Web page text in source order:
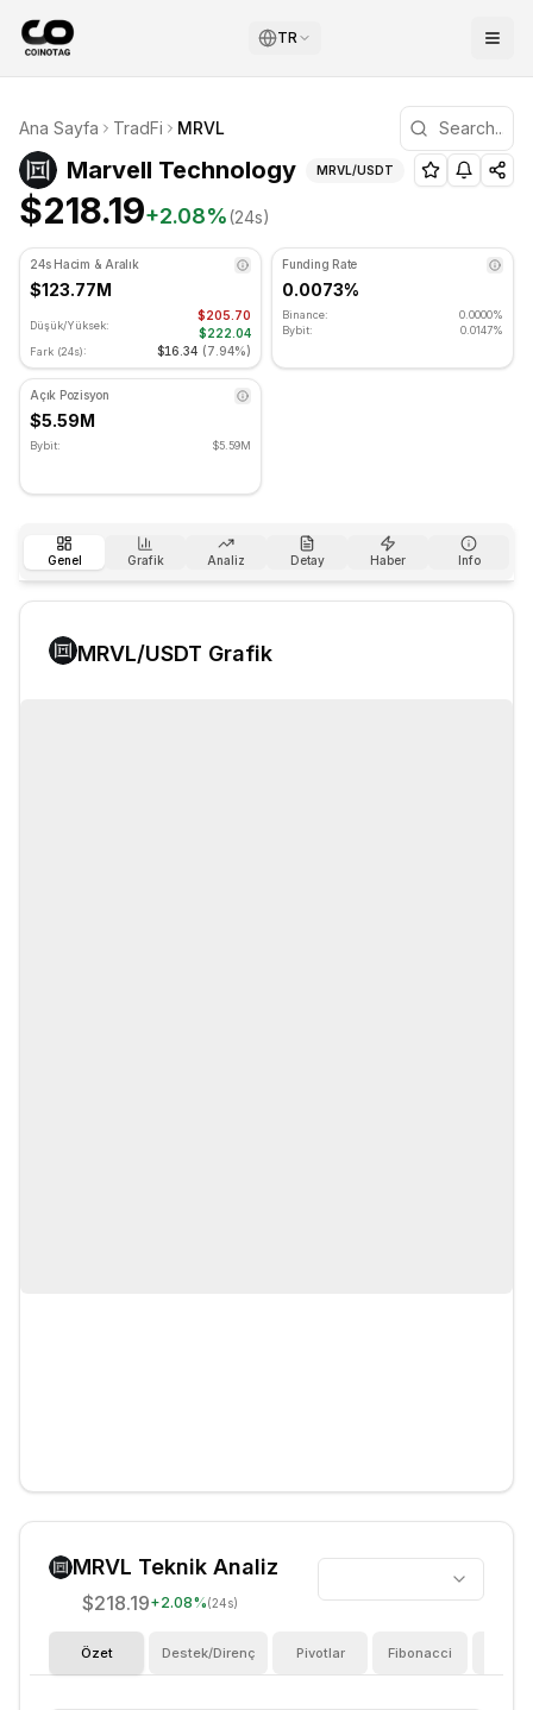
TR
Marvell Technology Teknik Analizi
Marvell Technology şu anda $218.19 seviyesinde
Ana Sayfa TradFi MRVL
Marvell Technology( MRVL) Fiyatı ve
MRVL/USDT
$218.19+2.08%(24s)
24s Hacim & Aralık
$123.77M
Düşük/Yüksek:
$205.70
$222.04
Fark (24s): $16.34 (7.94%)
Funding Rate
0.0073%
Binance:
0.0000%
Bybit:
0.0147%
Açık Pozisyon
$5.59M
Bybit: $5.59M
Genel Grafik Analiz Detay Haber Info
MRVL/USDT Grafik
MRVL Teknik Analiz
$218.19+2.08%(24s)
Özet Destek/Direnç Pivotlar Fibonacci